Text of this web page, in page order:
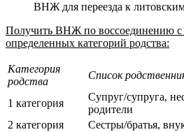
ВНЖ для переезда к
Получить ВНЖ по воссоединению с
определенных категорий родства:
Категория
родства
Список
1 категория
Супруг/супруга,
родители
2 категория
Сестры/братья,